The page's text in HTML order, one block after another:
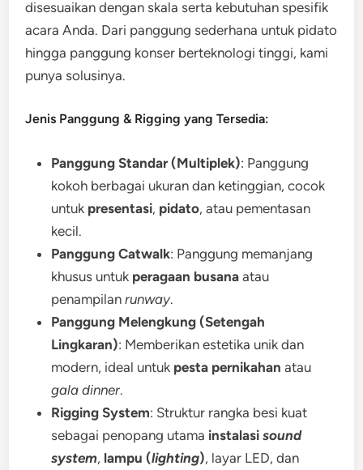
disesuaikan dengan skala serta kebutuhan spesifik
acara Anda. Dari panggung sederhana untuk pidato
hingga panggung konser berteknologi tinggi, kami
punya solusinya.
Jenis Panggung & Rigging yang Tersedia:
Panggung Standar (Multiplek): Panggung
kokoh berbagai ukuran dan ketinggian, cocok
untuk presentasi, pidato, atau pementasan
kecil.
Panggung Catwalk: Panggung memanjang
khusus untuk peragaan busana atau
penampilanrunway.
Panggung Melengkung (Setengah
Lingkaran): Memberikan estetika unik dan
modern, ideal untuk pesta pernikahan atau
gala dinner.
Rigging System: Struktur rangka besi kuat
sebagai penopang utama instalasisound
system, lampu (lighting), layar LED, dan